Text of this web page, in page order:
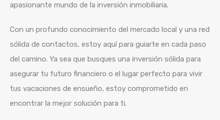
apasionante mundo de la inversión inmobiliaria.
Con un profundo conocimiento del mercado local y una red
sólida de contactos, estoy aquí para guiarte en cada paso
del camino. Ya sea que busques una inversión sólida para
asegurar tu futuro financiero o el lugar perfecto para vivir
tus vacaciones de ensueño, estoy comprometido en
encontrar la mejor solución para ti.